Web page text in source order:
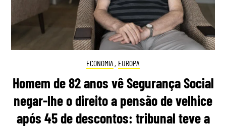
ECONOMIA , EUROPA
Homem de 82 anos vê Segurança Social
negar-lhe o direito a pensão de velhice
após 45 de descontos: tribunal teve a